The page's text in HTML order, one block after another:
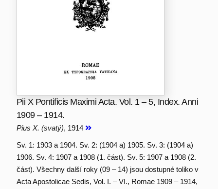
Pii X Pontificis Maximi Acta. Vol. 1 – 5, Index. Anni
1909 – 1914.
Pius X. (svatý), 1914
Sv. 1: 1903 a 1904. Sv. 2: (1904 a) 1905. Sv. 3: (1904 a)
1906. Sv. 4: 1907 a 1908 (1. část). Sv. 5: 1907 a 1908 (2.
část). Všechny další roky (09 – 14) jsou dostupné toliko v
Acta Apostolicae Sedis, Vol. I. – VI., Romae 1909 – 1914,